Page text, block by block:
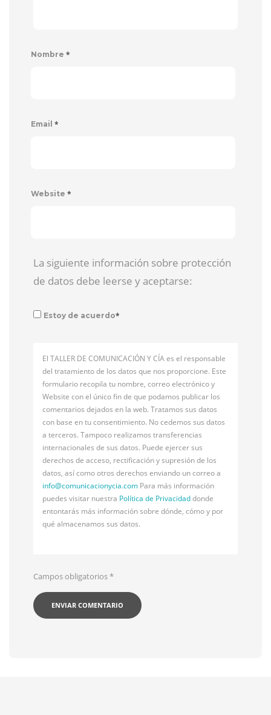
Nombre *
Email *
Website *
La siguiente información sobre protección
de datos debe leerse y aceptarse:
Estoy de acuerdo*
El TALLER DE COMUNICACIÓN Y CÍA es el responsable
del tratamiento de los datos que nos proporcione. Este
formulario recopila tu nombre, correo electrónico y
Website con el único fin de que podamos publicar los
comentarios dejados en la web. Tratamos sus datos
con base en tu consentimiento. No cedemos sus datos
a terceros. Tampoco realizamos transferencias
internacionales de sus datos. Puede ejercer sus
derechos de acceso, rectificación y supresión de los
datos, así como otros derechos enviando un correo a
info@comunicacionycia.com Para más información
puedes visitar nuestra Política de Privacidaddonde
entontarás más información sobre dónde, cómo y por
qué almacenamos sus datos.
Campos obligatorios*